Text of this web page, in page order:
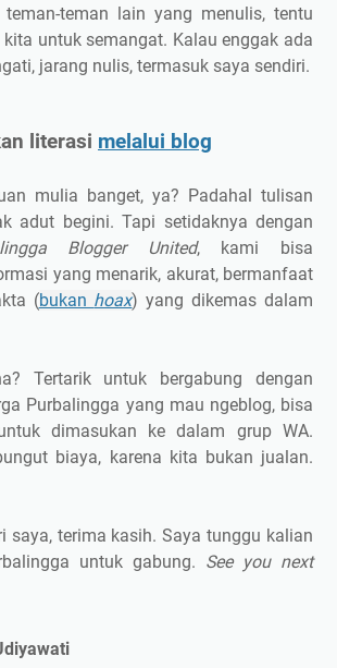
teman lain yang menulis, tentu
untuk semangat. Kalau enggak ada
jarang nulis, termasuk saya sendiri.
literasi melalui blog
mulia banget, ya? Padahal tulisan
adut begini. Tapi setidaknya dengan
Blogger United, kami bisa
yang menarik, akurat, bermanfaat
(bukan hoax) yang dikemas dalam
Tertarik untuk bergabung dengan
Purbalingga yang mau ngeblog, bisa
dimasukan ke dalam grup WA.
biaya, karena kita bukan jualan.
saya, terima kasih. Saya tunggu kalian
untuk gabung. See you next